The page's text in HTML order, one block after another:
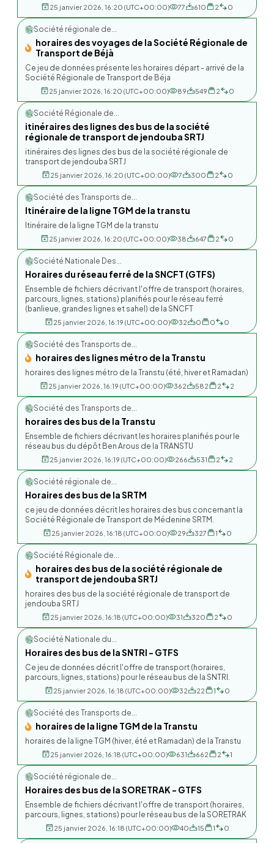
25 janvier 2026, 16:20 (UTC+00:00) 77 610 2 0
Société régionale de...
horaires des voyages de la Société Régionale de
Transport de Béjà
Ce jeu de données présente les horaires départ - arrivé de la
Société Régionale de Transport de Béja
25 janvier 2026, 16:20 (UTC+00:00) 89 549 2 0
Société Régionale de...
itinéraires des lignes des bus de la société
régionale de transport de jendouba SRTJ
itinéraires des lignes des bus de la société régionale de
transport de jendouba SRTJ
25 janvier 2026, 16:20 (UTC+00:00) 7 300 2 0
Société des Transports de...
Itinéraire de la ligne TGM de la transtu
Itinéraire de la ligne TGM de la transtu
25 janvier 2026, 16:20 (UTC+00:00) 38 647 2 0
Société Nationale Des...
Horaires du réseau ferré de la SNCFT (GTFS)
Ensemble de fichiers décrivant l'offre de transport (horaires,
parcours, lignes, stations) planifiés pour le réseau ferré
(banlieue, grandes lignes et sahel) de la SNCFT
25 janvier 2026, 16:19 (UTC+00:00) 32 0 0 0
Société des Transports de...
horaires des lignes métro de la Transtu
horaires des lignes métro de la Transtu (été, hiver et Ramadan)
25 janvier 2026, 16:19 (UTC+00:00) 362 582 2 2
Société des Transports de...
horaires des bus de la Transtu
Ensemble de fichiers décrivant les horaires planifiés pour le
réseau bus du dépôt Ben Arous de la TRANSTU
25 janvier 2026, 16:19 (UTC+00:00) 266 531 2 2
Société régionale de...
Horaires des bus de la SRTM
ce jeu de données décrit les horaires des bus concernant la
Société Régionale de Transport de Médenine SRTM.
25 janvier 2026, 16:18 (UTC+00:00) 29 327 1 0
Société Régionale de...
horaires des bus de la société régionale de
transport de jendouba SRTJ
horaires des bus de la société régionale de transport de
jendouba SRTJ
25 janvier 2026, 16:18 (UTC+00:00) 31 320 2 0
Société Nationale du...
Horaires des bus de la SNTRI - GTFS
Ce jeu de données décrit l'offre de transport (horaires,
parcours, lignes, stations) pour le réseau bus de la SNTRI.
25 janvier 2026, 16:18 (UTC+00:00) 32 22 1 0
Société des Transports de...
horaires de la ligne TGM de la Transtu
horaires de la ligne TGM (hiver, été et Ramadan) de la Transtu
25 janvier 2026, 16:18 (UTC+00:00) 631 662 2 1
Société régionale de...
Horaires des bus de la SORETRAK - GTFS
Ensemble de fichiers décrivant l'offre de transport (horaires,
parcours, lignes, stations) pour le réseau bus de la SORETRAK
25 janvier 2026, 16:18 (UTC+00:00) 40 15 1 0